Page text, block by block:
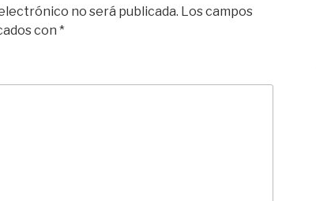
no será publicada. Los campos
con *